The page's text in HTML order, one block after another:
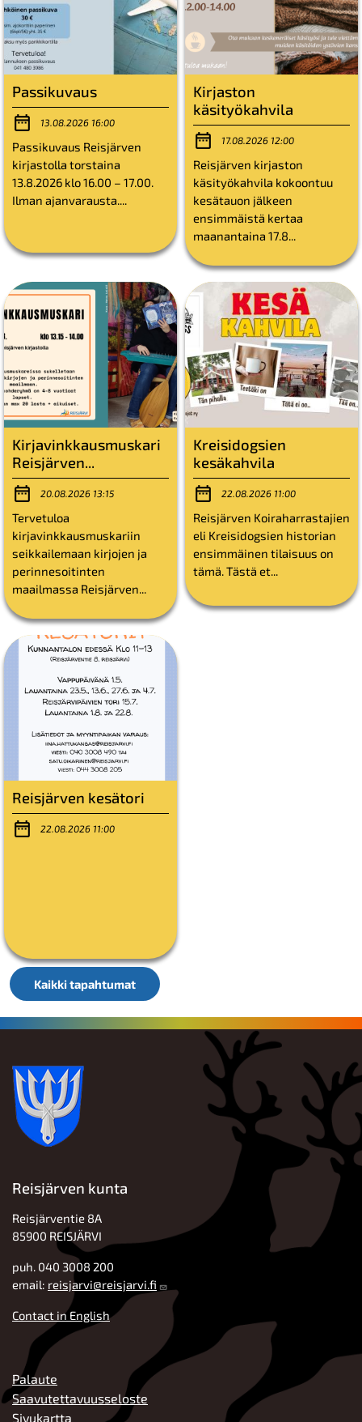
Passikuvaus
13.08.2026 16:00
Passikuvaus Reisjärven
kirjastolla torstaina
13.8.2026 klo 16.00 – 17.00.
Ilman ajanvarausta....
Kirjaston
käsityökahvila
17.08.2026 12:00
Reisjärven kirjaston
käsityökahvila kokoontuu
kesätauon jälkeen
ensimmäistä kertaa
maanantaina 17.8...
Kirjavinkkausmuskari
Reisjärven...
20.08.2026 13:15
Tervetuloa
kirjavinkkausmuskariin
seikkailemaan kirjojen ja
perinnesoitinten
maailmassa Reisjärven...
Kreisidogsien
kesäkahvila
22.08.2026 11:00
Reisjärven Koiraharrastajien
eli Kreisidogsien historian
ensimmäinen tilaisuus on
tämä. Tästä et...
Reisjärven kesätori
22.08.2026 11:00
Kaikki tapahtumat
Reisjärven kunta
Reisjärventie 8A
85900 REISJÄRVI
puh. 040 3008 200
email: reisjarvi@reisjarvi.fi
Contact in English
ALATUNNISTE
Palaute
Saavutettavuusseloste
Sivukartta